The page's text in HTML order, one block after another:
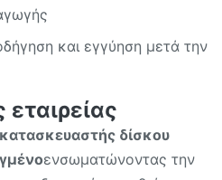
και εγγύηση μετά την
κατασκευαστής δίσκου
ενσωματώνοντας την